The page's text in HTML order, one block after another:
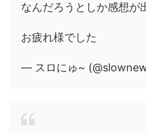
なんだろうとしか感想が
お疲れ様でした
— スロにゅ~